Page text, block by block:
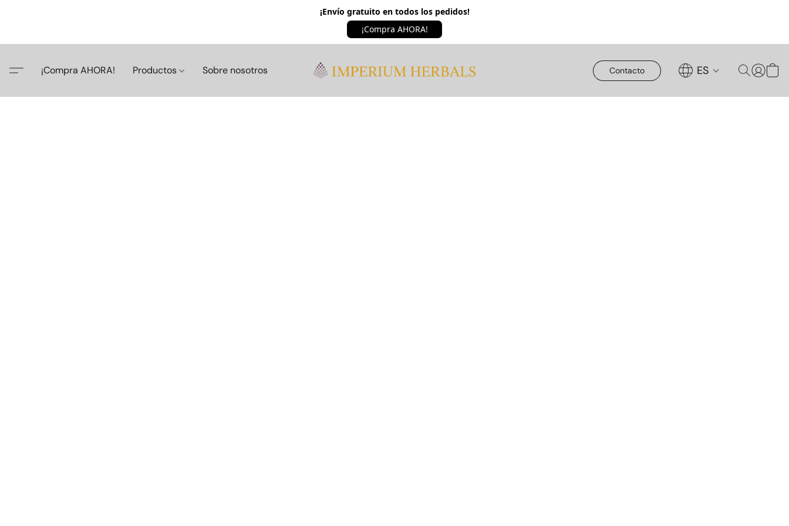
¡Envío gratuito en todos los pedidos!
¡Compra AHORA!
¡Compra AHORA! Productos Sobre nosotros Contacto ES